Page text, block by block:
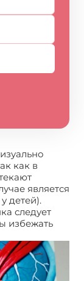
как в
является
детей).
следует
избежать